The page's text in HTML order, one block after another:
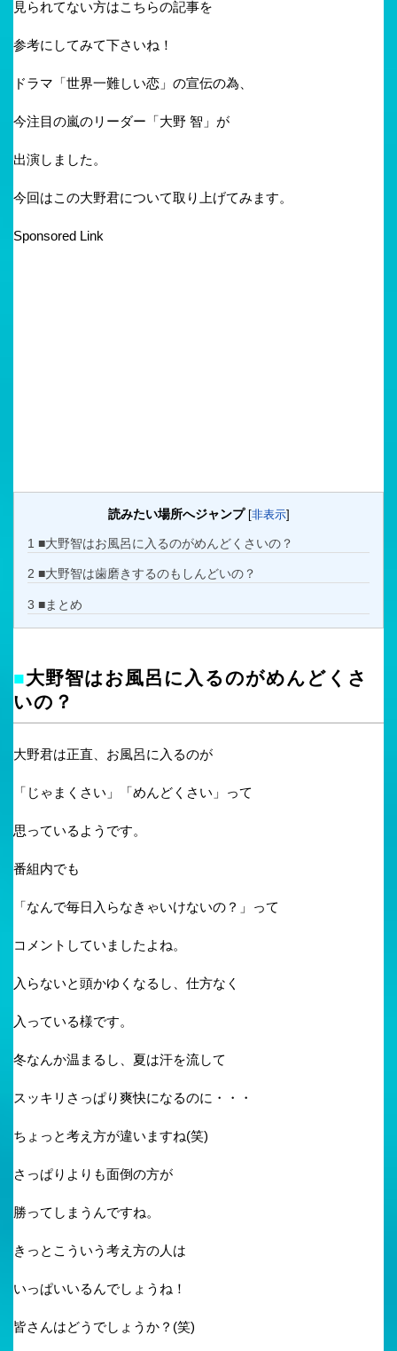
見られてない方はこちらの記事を
参考にしてみて下さいね！
ドラマ「世界一難しい恋」の宣伝の為、
今注目の嵐のリーダー「大野 智」が
出演しました。
今回はこの大野君について取り上げてみます。
Sponsored Link
読みたい場所へジャンプ [非表示]
1 ■大野智はお風呂に入るのがめんどくさいの？
2 ■大野智は歯磨きするのもしんどいの？
3 ■まとめ
■大野智はお風呂に入るのがめんどくさ
いの？
大野君は正直、お風呂に入るのが
「じゃまくさい」「めんどくさい」って
思っているようです。
番組内でも
「なんで毎日入らなきゃいけないの？」って
コメントしていましたよね。
入らないと頭かゆくなるし、仕方なく
入っている様です。
冬なんか温まるし、夏は汗を流して
スッキリさっぱり爽快になるのに・・・
ちょっと考え方が違いますね(笑)
さっぱりよりも面倒の方が
勝ってしまうんですね。
きっとこういう考え方の人は
いっぱいいるんでしょうね！
皆さんはどうでしょうか？(笑)